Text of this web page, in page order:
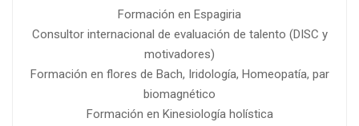
Formación en Espagiria
Consultor internacional de evaluación de talento (DISC y
motivadores)
Formación en flores de Bach, Iridología, Homeopatía, par
biomagnético
Formación en Kinesiología holística